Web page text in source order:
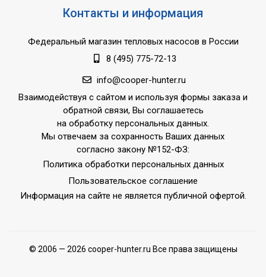
Контакты и информация
Федеральный магазин тепловых насосов в России
8 (495) 775-72-13
info@cooper-hunter.ru
Взаимодействуя с сайтом и используя формы заказа и
обратной связи, Вы соглашаетесь
на обработку персональных данных.
Мы отвечаем за сохранность Ваших данных
согласно закону №152-ФЗ:
Политика обработки персональных данных
Пользовательское соглашение
Информация на сайте не является публичной офертой.
© 2006 — 2026 cooper-hunter.ru Все права защищены